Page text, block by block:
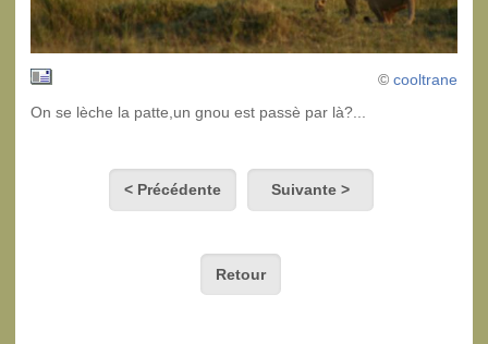
© cooltrane
On se lèche la patte,un gnou est passè par là?...
< Précédente Suivante >
Retour